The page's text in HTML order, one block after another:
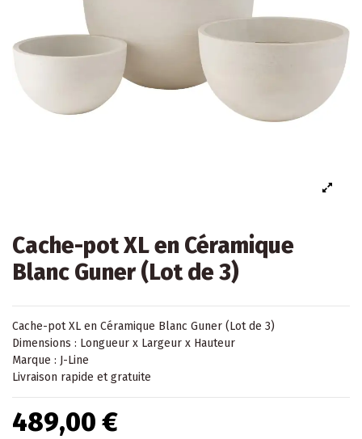
Cache-pot XL en Céramique
Blanc Guner (Lot de 3)
Cache-pot XL en Céramique Blanc Guner (Lot de 3)
Dimensions : Longueur x Largeur x Hauteur
Marque : J-Line
Livraison rapide et gratuite
489,00 €